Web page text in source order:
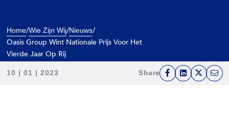
Home/Wie Zijn Wij/Nieuws/
Oasis Group Wint Nationale Prijs Voor Het
Vierde Jaar Op Rij
10 | 01 | 2023 Share
F
L
T
E